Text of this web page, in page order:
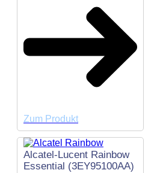
Zum Produkt
Alcatel-Lucent Rainbow
Essential (3EY95100AA)